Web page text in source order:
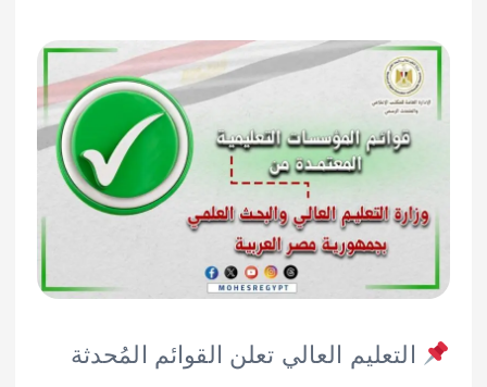
العالي تعلن القوائم المُحدثة